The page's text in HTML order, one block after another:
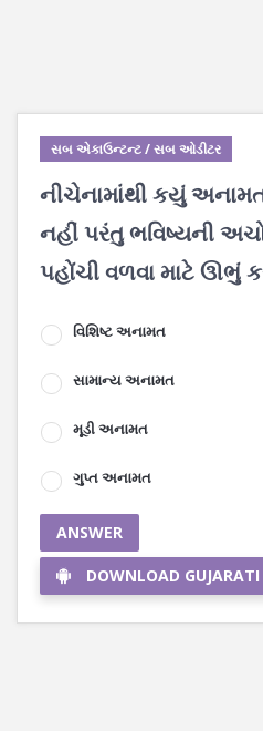
સબ એકાઉન્ટન્ટ / સબ ઓડીટર
નીચેનામાંથી કયું
નહીં પરંતુ ભવિષ્યની
પહોંચી વળવા માટે ઊભું
વિશિષ્ટ અનામત
સામાન્ય અનામત
મૂડી અનામત
ગુપ્ત અનામત
ANSWER
DOWNLOAD